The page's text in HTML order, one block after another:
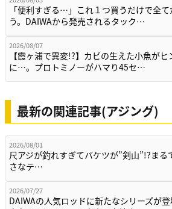
「便利すぎる…」これ１つ買うだけで全て
う。DAIWAから発売されるタック…
2026/08/07
【霞ヶ浦で異変!?】カビの生えた小魚がヒ
に…。プロトミノーがハマり45セ…
最新の関連記事(アジング)
2026/08/01
尺アジが釣れすぎてバケツが”剣山”!?まる
さなテ…
2026/07/27
DAIWAの人気ロッドに新たなシリーズが登